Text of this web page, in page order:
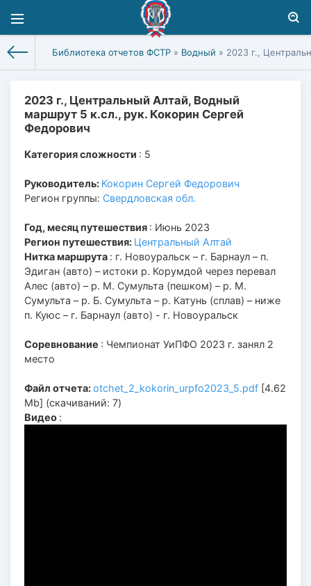
Библиотека отчетов ФСТР » Водный » 2023 г.,
2023 г., Центральный Алтай, Водный
маршрут 5 к.сл., рук. Кокорин Сергей
Федорович
Категория сложности : 5
Руководитель: Кокорин Сергей Федорович
Регион группы: Свердловская обл.
Год, месяц путешествия : Июнь 2023
Регион путешествия: Центральный Алтай
Нитка маршрута : г. Новоуральск – г. Барнаул – п.
Эдиган (авто) – истоки р. Корумдой через перевал
Алес (авто) – р. М. Сумульта (пешком) – р. М.
Сумульта – р. Б. Сумульта – р. Катунь (сплав) – ниже
п. Куюс – г. Барнаул (авто) - г. Новоуральск
Соревнование : Чемпионат УиПФО 2023 г. занял 2
место
Файл отчета:otchet_2_kokorin_urpfo2023_5.pdf [4.62
Mb] (cкачиваний: 7)
Видео :